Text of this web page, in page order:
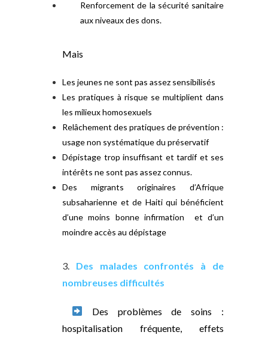
Renforcement de la sécurité sanitaire
aux niveaux des dons.
Mais
Les jeunes ne sont pas assez sensibilisés
Les pratiques à risque se multiplient dans
les milieux homosexuels
Relâchement des pratiques de prévention :
usage non systématique du préservatif
Dépistage trop insuffisant et tardif et ses
intérêts ne sont pas assez connus.
Des migrants originaires d’Afrique
subsaharienne et de Haiti qui bénéficient
d’une moins bonne infirmation et d’un
moindre accès au dépistage
3. Des malades confrontés à de
nombreuses difficultés
Des problèmes de soins :
hospitalisation fréquente, effets